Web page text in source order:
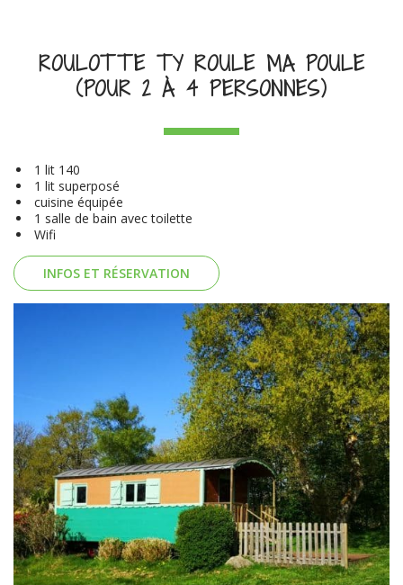
ROULOTTE TY ROULE MA POULE
(POUR 2 À 4 PERSONNES)
1 lit 140
1 lit superposé
cuisine équipée
1 salle de bain avec toilette
Wifi
INFOS ET RÉSERVATION